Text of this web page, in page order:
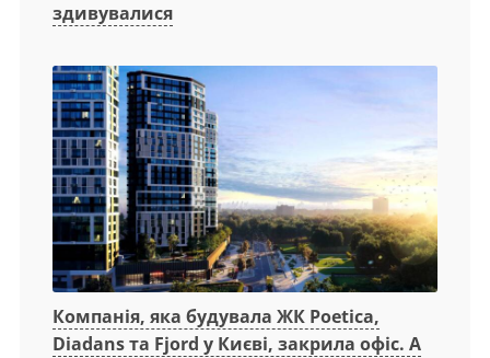
здивувалися
Компанія, яка будувала ЖК Poetica,
Diadans та Fjord у Києві, закрила офіс. А